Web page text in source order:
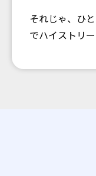
それじゃ、ひ
でハイストリ